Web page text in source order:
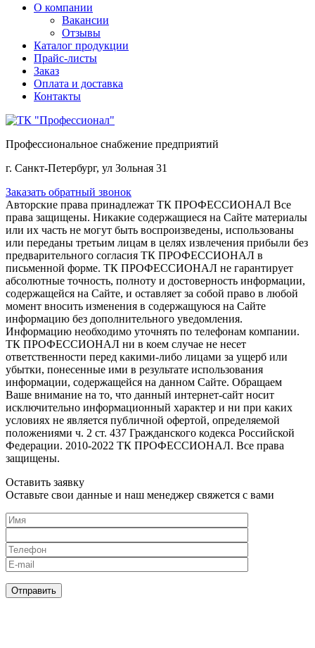
О компании
Вакансии
Отзывы
Каталог продукции
Прайс-листы
Заказ
Оплата и доставка
Контакты
Профессиональное снабжение предприятий
г. Санкт-Петербург, ул Зольная 31
Заказать обратный звонок
Авторские права принадлежат ТК ПРОФЕССИОНАЛ Все
права защищены. Никакие содержащиеся на Сайте материалы
или их часть не могут быть воспроизведены, использованы
или переданы третьим лицам в целях извлечения прибыли без
предварительного согласия ТК ПРОФЕССИОНАЛ в
письменной форме. ТК ПРОФЕССИОНАЛ не гарантирует
абсолютные точность, полноту и достоверность информации,
содержащейся на Сайте, и оставляет за собой право в любой
момент вносить изменения в содержащуюся на Сайте
информацию без дополнительного уведомления.
Информацию необходимо уточнять по телефонам компании.
ТК ПРОФЕССИОНАЛ ни в коем случае не несет
ответственности перед какими-либо лицами за ущерб или
убытки, понесенные ими в результате использования
информации, содержащейся на данном Сайте. Обращаем
Ваше внимание на то, что данный интернет-сайт носит
исключительно информационный характер и ни при каких
условиях не является публичной офертой, определяемой
положениями ч. 2 ст. 437 Гражданского кодекса Российской
Федерации. 2010-2022 ТК ПРОФЕССИОНАЛ. Все права
защищены.
Оставить заявку
Оставьте свои данные и наш менеджер свяжется с вами